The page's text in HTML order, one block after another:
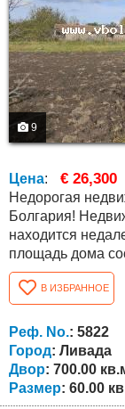
9
Цена: € 26,300
Недорогая
Болгария! Недвижимость, предлагаемая к продаже,
находится
площадь дома
комнат. Наше предложение – продажа двора, поскольку
дом нуждается
Открыт лицевой
за 600 евро
счет и на
В ИЗБРАННОЕ
Реф. No.: 5822
Город: Ливада
Двор: 700.00
Размер: 60.00